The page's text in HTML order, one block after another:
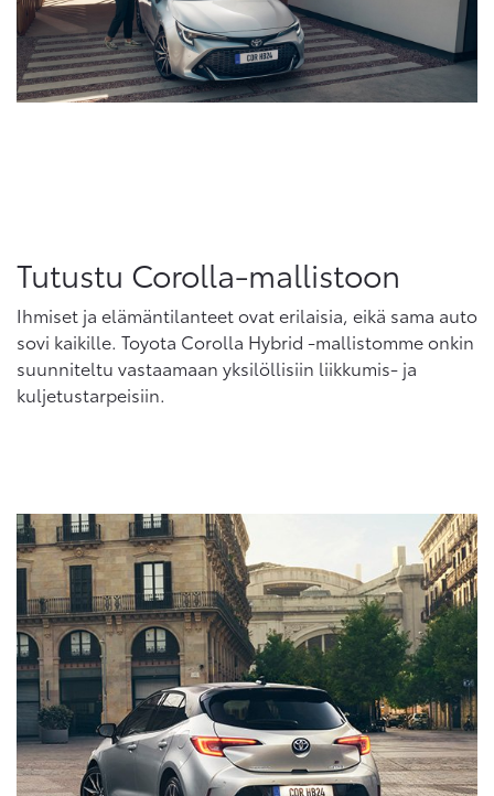
Tutustu Corolla-mallistoon
Ihmiset ja elämäntilanteet ovat erilaisia, eikä sama auto
sovi kaikille. Toyota Corolla Hybrid -mallistomme onkin
suunniteltu vastaamaan yksilöllisiin liikkumis- ja
kuljetustarpeisiin.